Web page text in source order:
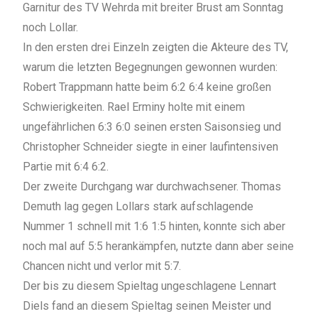
Garnitur des TV Wehrda mit breiter Brust am Sonntag
noch Lollar.
In den ersten drei Einzeln zeigten die Akteure des TV,
warum die letzten Begegnungen gewonnen wurden:
Robert Trappmann hatte beim 6:2 6:4 keine großen
Schwierigkeiten. Rael Erminy holte mit einem
ungefährlichen 6:3 6:0 seinen ersten Saisonsieg und
Christopher Schneider siegte in einer laufintensiven
Partie mit 6:4 6:2.
Der zweite Durchgang war durchwachsener. Thomas
Demuth lag gegen Lollars stark aufschlagende
Nummer 1 schnell mit 1:6 1:5 hinten, konnte sich aber
noch mal auf 5:5 herankämpfen, nutzte dann aber seine
Chancen nicht und verlor mit 5:7.
Der bis zu diesem Spieltag ungeschlagene Lennart
Diels fand an diesem Spieltag seinen Meister und